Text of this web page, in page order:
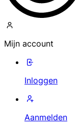
Mijn account
Inloggen
Aanmelden